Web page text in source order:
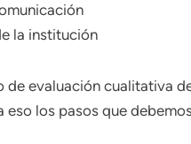
la institución
de evaluación cualitativa
los pasos que